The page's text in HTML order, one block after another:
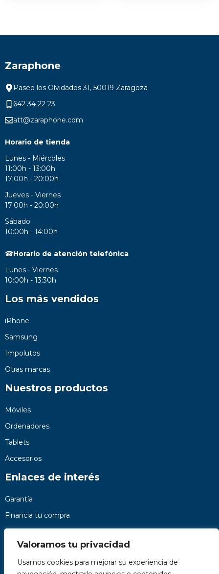
Valoramos tu privacidad
Usamos cookies para mejorar su experiencia de
Zaraphone
Paseo los Olvidados 31, 50019 Zaragoza
642 34 22 23
att@zaraphone.com
Horario de tienda
Lunes - Miércoles
11:00h - 13:00h
17:00h - 20:00h
Jueves - Viernes
17:00h - 20:00h
Sábado
10:00h - 14:00h
☎Horario de atención telefónica
Lunes - Viernes
10:00h - 13:30h
Los más vendidos
iPhone
Samsung
Impolutos
Otras marcas
Nuestros productos
Móviles
Ordenadores
Tablets
Accesorios
Enlaces de interés
Garantía
Financia tu compra
Preguntas frecuentes
Nosotros
Contacto